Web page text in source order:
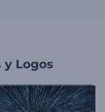
y Logos